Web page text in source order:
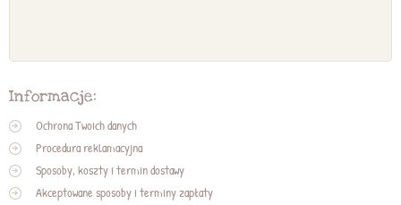
Informacje:
Ochrona Twoich danych
Procedura reklamacyjna
Sposoby, koszty i termin dostawy
Akceptowane sposoby i terminy zapłaty